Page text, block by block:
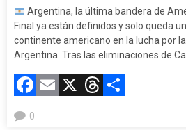
Argentina, la última bandera de
Final ya están definidos y solo queda
continente americano en la lucha por
Argentina. Tras las eliminaciones de
Facebook
Email
X Threads
0